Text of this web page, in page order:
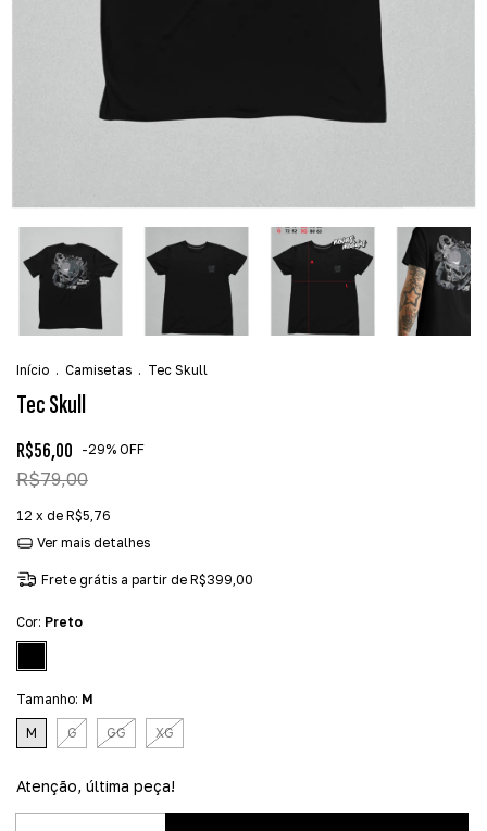
Início . Camisetas . Tec Skull
Tec Skull
R$56,00 -29% OFF
R$79,00
12 x de R$5,76
Ver mais detalhes
Frete grátis a partir de R$399,00
Cor: Preto
Tamanho: M
M G GG XG
Atenção, última peça!